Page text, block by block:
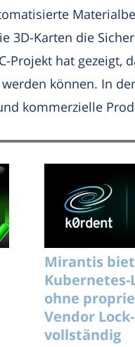
3D-Karten die
Projekt hat
können. In
kommerzielle
Mirantis
Kubernetes-
ohne
Vendor
vollständig